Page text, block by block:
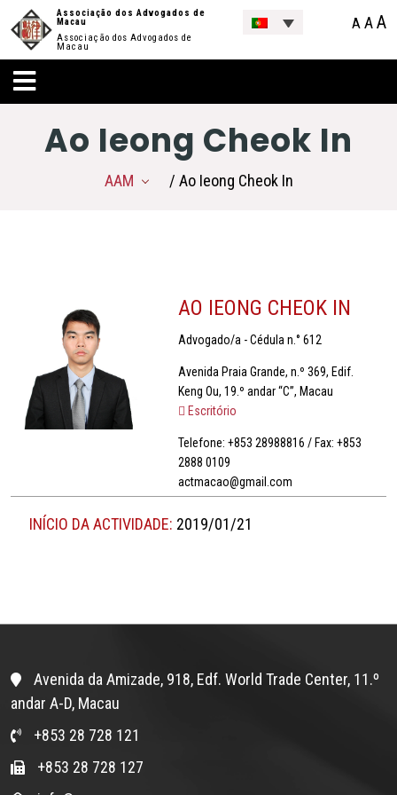
Associação dos Advogados de
Macau
Associação dos Advogados de
Macau
A AA
Ao Ieong Cheok In
AAM / Ao Ieong Cheok In
AO IEONG CHEOK IN
Advogado/a - Cédula n.° 612
Avenida Praia Grande, n.º 369, Edif.
Keng Ou, 19.º andar “C”, Macau
Escritório
Telefone: +853 28988816 / Fax: +853
2888 0109
actmacao@gmail.com
INÍCIO DA ACTIVIDADE: 2019/01/21
Avenida da Amizade, 918, Edf. World Trade Center, 11.º
andar A-D, Macau
+853 28 728 121
+853 28 728 127